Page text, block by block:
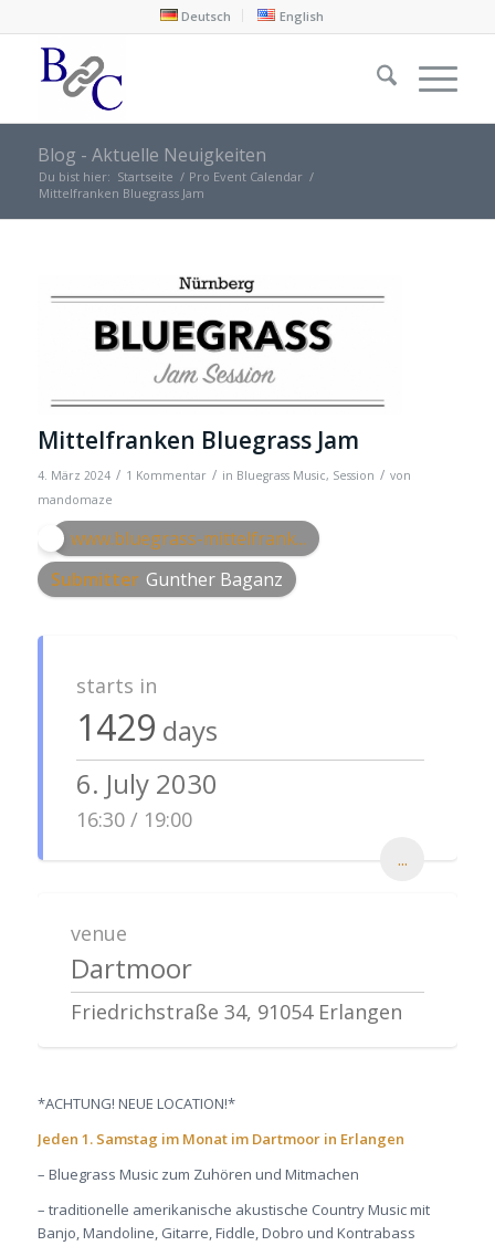
Deutsch English
Blog - Aktuelle Neuigkeiten
Du bist hier: Startseite / Pro Event Calendar /
Mittelfranken Bluegrass Jam
Mittelfranken Bluegrass Jam
4. März 2024 / 1 Kommentar / in Bluegrass Music, Session / von
mandomaze
www.bluegrass-mittelfrank...
Submitter Gunther Baganz
starts in
1429 days
6. July 2030
16:30 / 19:00
...
venue
Dartmoor
Friedrichstraße 34, 91054 Erlangen
*ACHTUNG! NEUE LOCATION!*
Jeden 1. Samstag im Monat im Dartmoor in Erlangen
– Bluegrass Music zum Zuhören und Mitmachen
– traditionelle amerikanische akustische Country Music mit
Banjo, Mandoline, Gitarre, Fiddle, Dobro und Kontrabass